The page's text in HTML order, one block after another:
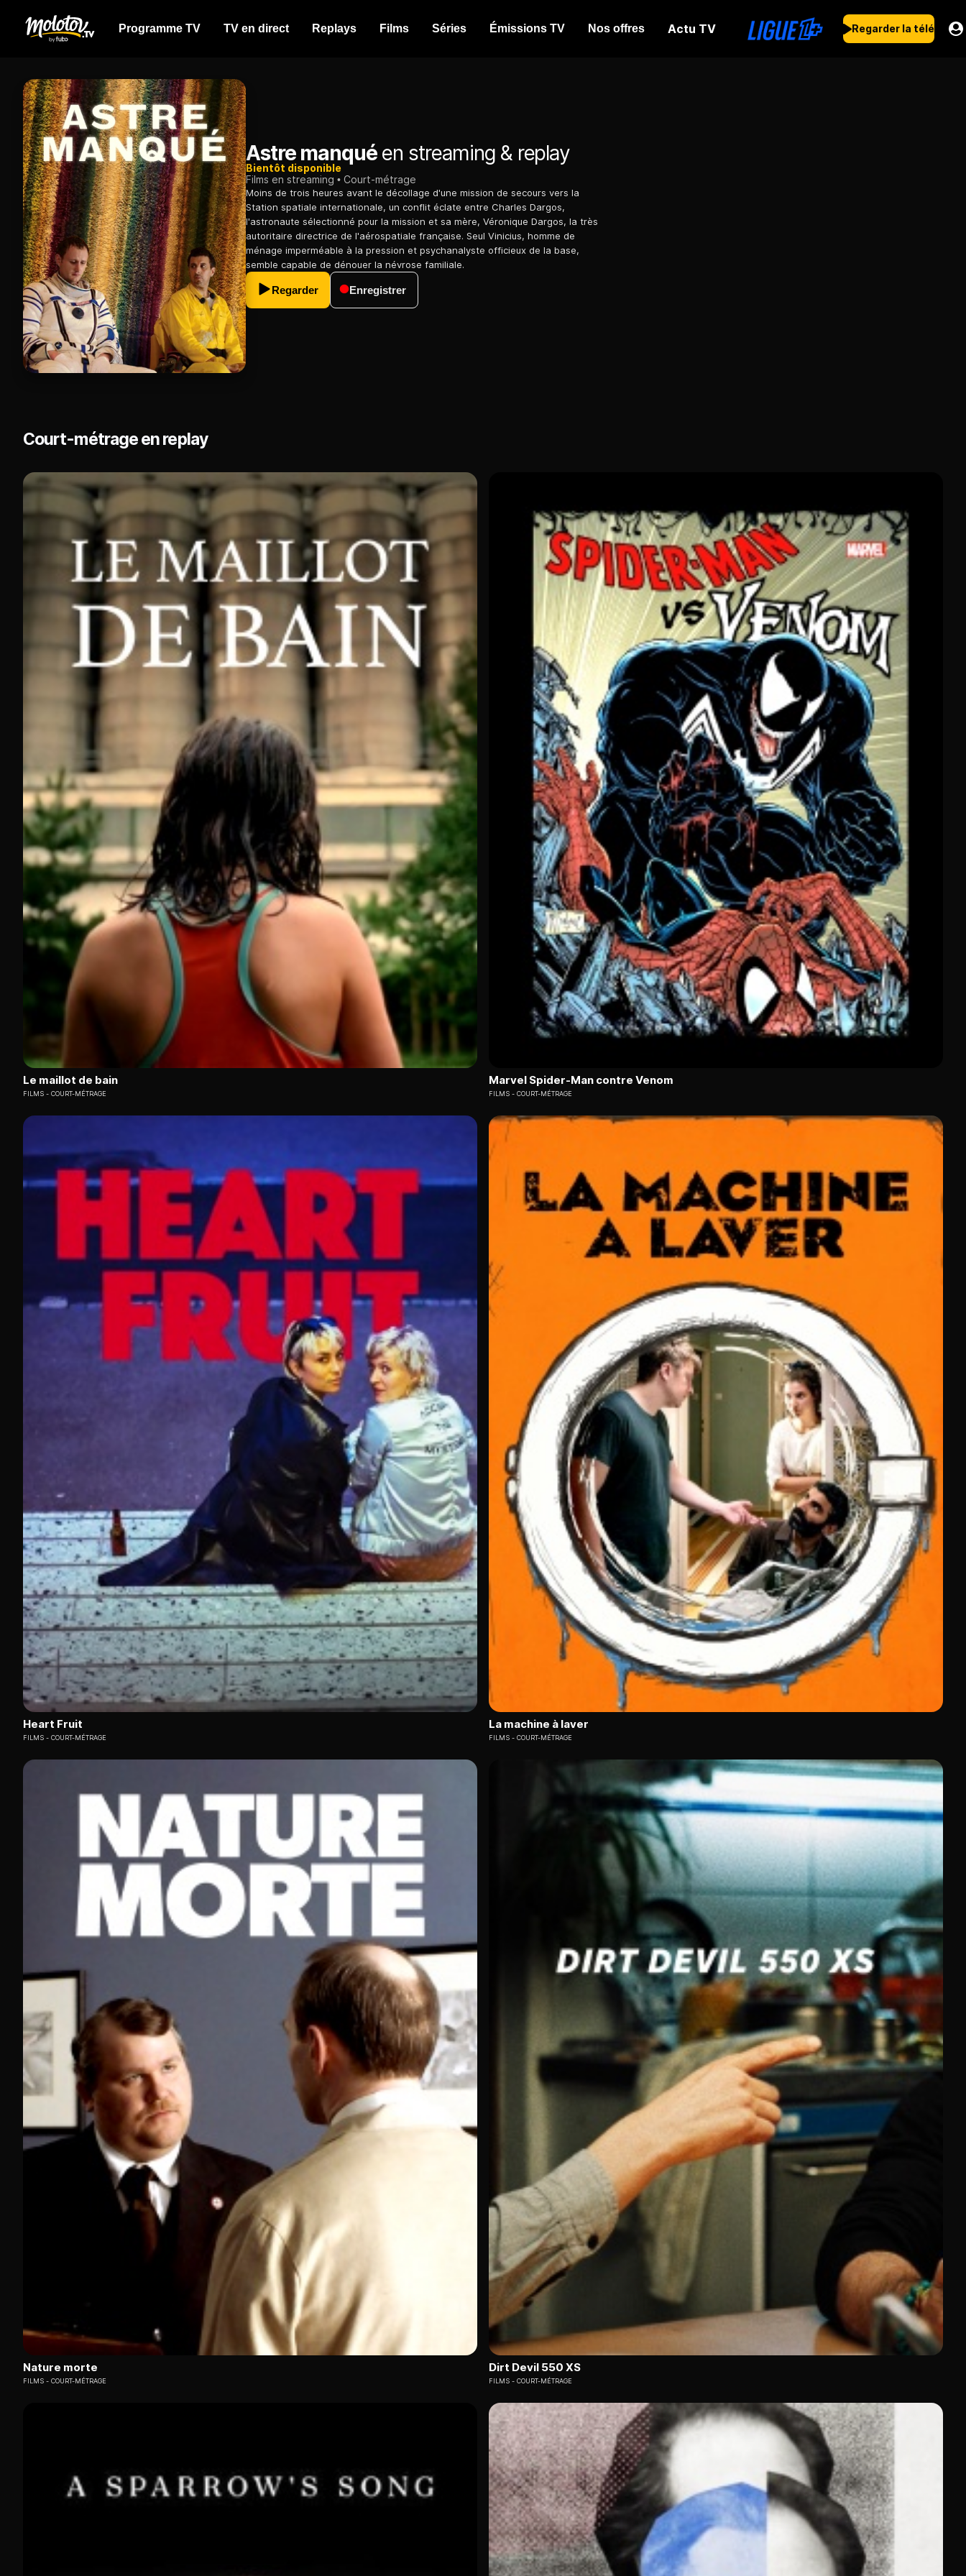
Programme TV TV en direct Replays Films Séries Émissions TV Nos offres Actu TV Regarder la télé
Astre manquéen streaming & replay
Bientôt disponible
Films en streaming
Court-métrage
Moins de trois heures avant le décollage d'une mission de secours vers la
Station spatiale internationale, un conflit éclate entre Charles Dargos,
l'astronaute sélectionné pour la mission et sa mère, Véronique Dargos, la très
autoritaire directrice de l'aérospatiale française. Seul Vinicius, homme de
ménage imperméable à la pression et psychanalyste officieux de la base,
semble capable de dénouer la névrose familiale.
Regarder Enregistrer
Court-métrage en replay
Le maillot de bain
FILMS COURT-MÉTRAGE
Marvel Spider-Man contre Venom
FILMS COURT-MÉTRAGE
Heart Fruit
FILMS COURT-MÉTRAGE
La machine à laver
FILMS COURT-MÉTRAGE
Nature morte
FILMS COURT-MÉTRAGE
Dirt Devil 550 XS
FILMS COURT-MÉTRAGE